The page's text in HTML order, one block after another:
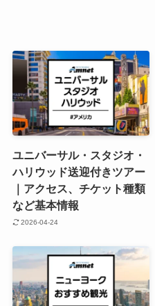
ユニバーサル・スタジオ・
ハリウッド送迎付きツアー
｜アクセス、チケット種類
など基本情報
2026-04-24